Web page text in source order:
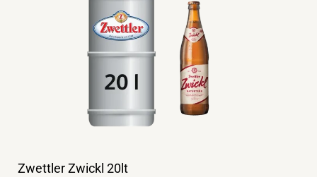
Zwettler Zwickl 20lt